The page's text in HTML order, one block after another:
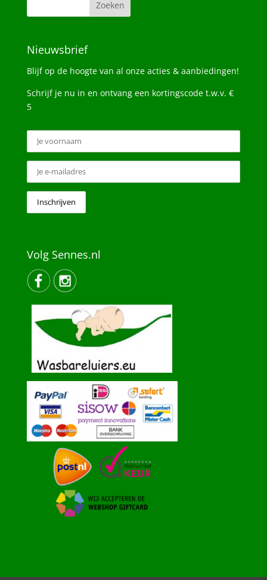
Nieuwsbrief
Blijf op de hoogte van al onze acties & aanbiedingen!
Schrijf je nu in en ontvang een kortingscode t.w.v. €
5
Volg Sennes.nl